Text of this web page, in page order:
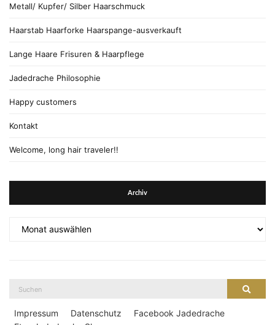
Metall/ Kupfer/ Silber Haarschmuck
Haarstab Haarforke Haarspange-ausverkauft
Lange Haare Frisuren & Haarpflege
Jadedrache Philosophie
Happy customers
Kontakt
Welcome, long hair traveler!!
Archiv
Impressum Datenschutz
Facebook Jadedrache